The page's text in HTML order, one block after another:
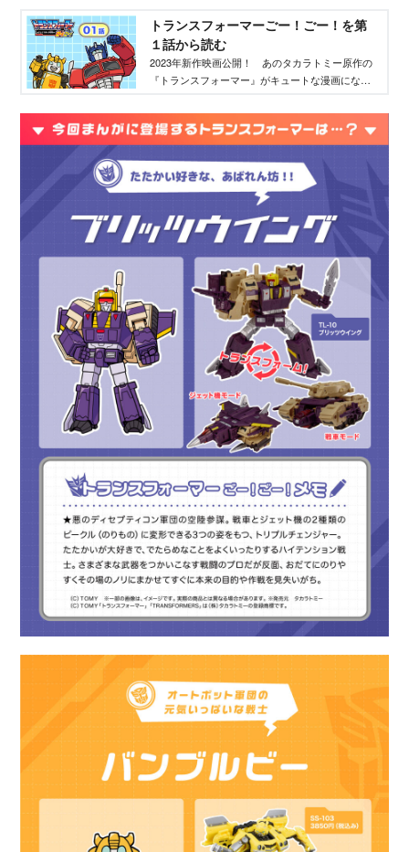
トランスフォーマーごー！ごー！を第
１話から読む
2023年新作映画公開！ あのタカラトミー原作の
『トランスフォーマー』がキュートな漫画になり
けでなく、メガトロンなど悪役キャラも大活
躍！ 今後、15日、30日にアップされる予定で
す。乞うご期待！